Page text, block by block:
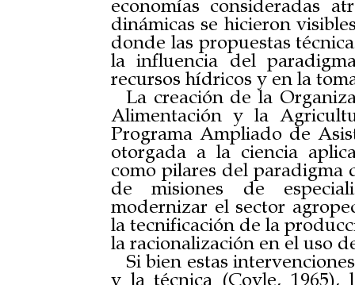
economías consideradas
dinámicas se hicieron
donde las propuestas
la influencia del
recursos hídricos y en la
La creación de la
Alimentación y la
Programa Ampliado de
otorgada a la ciencia
como pilares del paradigma
de misiones de
modernizar el sector
la tecnificación de la
la racionalización en el uso
Si bien estas
y la técnica (Coyle, 1965),